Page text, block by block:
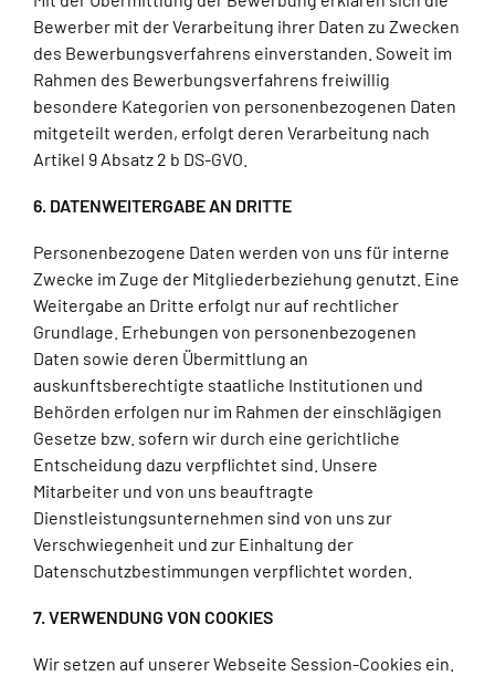
Bewerber mit der Verarbeitung ihrer Daten zu Zwecken
des Bewerbungsverfahrens einverstanden. Soweit im
Rahmen des Bewerbungsverfahrens freiwillig
besondere Kategorien von personenbezogenen Daten
mitgeteilt werden, erfolgt deren Verarbeitung nach
Artikel 9 Absatz 2 b DS-GVO.
6. DATENWEITERGABE AN DRITTE
Personenbezogene Daten werden von uns für interne
Zwecke im Zuge der Mitgliederbeziehung genutzt. Eine
Weitergabe an Dritte erfolgt nur auf rechtlicher
Grundlage. Erhebungen von personenbezogenen
Daten sowie deren Übermittlung an
auskunftsberechtigte staatliche Institutionen und
Behörden erfolgen nur im Rahmen der einschlägigen
Gesetze bzw. sofern wir durch eine gerichtliche
Entscheidung dazu verpflichtet sind. Unsere
Mitarbeiter und von uns beauftragte
Dienstleistungsunternehmen sind von uns zur
Verschwiegenheit und zur Einhaltung der
Datenschutzbestimmungen verpflichtet worden.
7. VERWENDUNG VON COOKIES
Wir setzen auf unserer Webseite Session-Cookies ein.